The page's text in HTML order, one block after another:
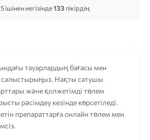
5 ішінен негізінде133 пікірдің
тауарлардың бағасы мен
салыстырыңыз. Нақты сатушы
және қолжетімді төлем
рәсімдеу кезінде көрсетіледі.
препараттарға онлайн төлем мен